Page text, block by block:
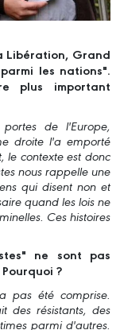
Libération, Grand
les nations".
plus important
de l'Europe,
droite l'a emporté
le contexte est donc
nous rappelle une
qui disent non et
quand les lois ne
Ces histoires
ne sont pas
?
pas été comprise.
des résistants, des
parmi d'autres.